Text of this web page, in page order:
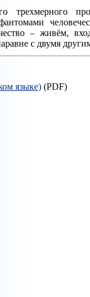
трехмерного
– живём,
с двумя
языке) (PDF)